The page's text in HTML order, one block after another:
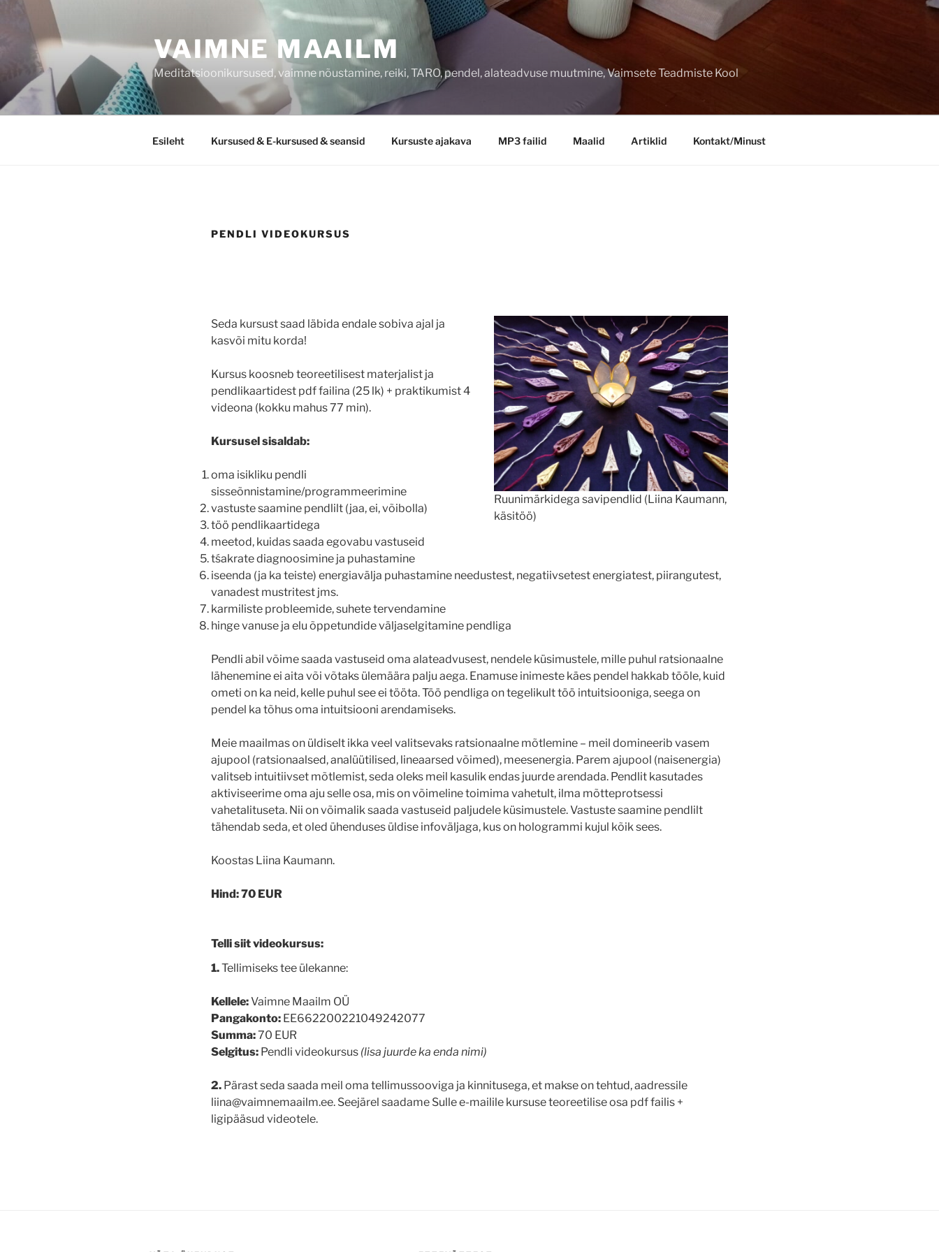
VAIMNE MAAILM
Meditatsioonikursused, vaimne nõustamine, reiki, TARO, pendel, alateadvuse muutmine, Vaimsete Teadmiste Kool
Esileht Kursused & E-kursused & seansid Kursuste ajakava MP3 failid Maalid Artiklid Kontakt/Minust
PENDLI VIDEOKURSUS
Ruunimärkidega savipendlid (Liina Kaumann,
käsitöö)
Seda kursust saad läbida endale sobiva ajal ja
kasvõi mitu korda!
Kursus koosneb teoreetilisest materjalist ja
pendlikaartidest pdf failina (25 lk) + praktikumist 4
videona (kokku mahus 77 min).
Kursusel sisaldab:
oma isikliku pendli
sisseõnnistamine/programmeerimine
vastuste saamine pendlilt (jaa, ei, võibolla)
töö pendlikaartidega
meetod, kuidas saada egovabu vastuseid
tśakrate diagnoosimine ja puhastamine
iseenda (ja ka teiste) energiavälja puhastamine needustest, negatiivsetest energiatest, piirangutest,
vanadest mustritest jms.
karmiliste probleemide, suhete tervendamine
hinge vanuse ja elu õppetundide väljaselgitamine pendliga
Pendli abil võime saada vastuseid oma alateadvusest, nendele küsimustele, mille puhul ratsionaalne
lähenemine ei aita või võtaks ülemäära palju aega. Enamuse inimeste käes pendel hakkab tööle, kuid
ometi on ka neid, kelle puhul see ei tööta. Töö pendliga on tegelikult töö intuitsiooniga, seega on
pendel ka tõhus oma intuitsiooni arendamiseks.
Meie maailmas on üldiselt ikka veel valitsevaks ratsionaalne mõtlemine – meil domineerib vasem
ajupool (ratsionaalsed, analüütilised, lineaarsed võimed), meesenergia. Parem ajupool (naisenergia)
valitseb intuitiivset mõtlemist, seda oleks meil kasulik endas juurde arendada. Pendlit kasutades
aktiviseerime oma aju selle osa, mis on võimeline toimima vahetult, ilma mõtteprotsessi
vahetalituseta. Nii on võimalik saada vastuseid paljudele küsimustele. Vastuste saamine pendlilt
tähendab seda, et oled ühenduses üldise infoväljaga, kus on hologrammi kujul kõik sees.
Koostas Liina Kaumann.
Hind: 70 EUR
Telli siit videokursus:
1.Tellimiseks tee ülekanne:
Kellele:Vaimne Maailm OÜ
Pangakonto: EE662200221049242077
Summa:70 EUR
Selgitus: Pendli videokursus (lisa juurde ka enda nimi)
2. Pärast seda saada meil oma tellimussooviga ja kinnitusega, et makse on tehtud, aadressile
liina@vaimnemaailm.ee. Seejärel saadame Sulle e-mailile kursuse teoreetilise osa pdf failis +
ligipääsud videotele.